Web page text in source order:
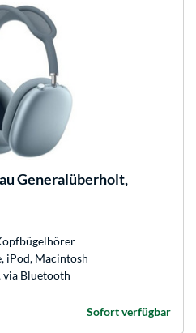
Generalüberholt,
iPod, Macintosh
via Bluetooth
Sofort verfügbar